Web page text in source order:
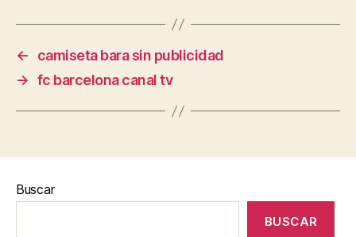
←
camiseta bara sin publicidad
→ fc barcelona canal tv
Buscar
BUSCAR